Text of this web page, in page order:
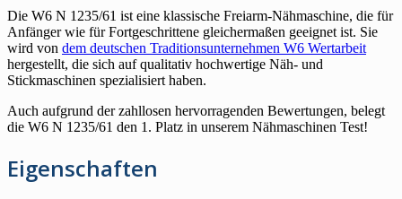
Die W6 N 1235/61 ist eine klassische Freiarm-Nähmaschine, die für
Anfänger wie für Fortgeschrittene gleichermaßen geeignet ist. Sie
wird von dem deutschen Traditionsunternehmen W6 Wertarbeit
hergestellt, die sich auf qualitativ hochwertige Näh- und
Stickmaschinen spezialisiert haben.
Auch aufgrund der zahllosen hervorragenden Bewertungen, belegt
die W6 N 1235/61 den 1. Platz in unserem Nähmaschinen Test!
Eigenschaften